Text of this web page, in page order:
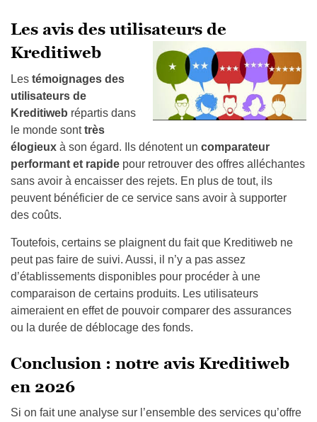
Les avis des utilisateurs de
Kreditiweb
Les témoignages des
utilisateurs de
Kreditiweb répartis dans
le monde sonttrès
élogieux à son égard. Ils dénotent un comparateur
performant et rapide pour retrouver des offres alléchantes
sans avoir à encaisser des rejets. En plus de tout, ils
peuvent bénéficier de ce service sans avoir à supporter
des coûts.
Toutefois, certains se plaignent du fait que Kreditiweb ne
peut pas faire de suivi. Aussi, il n’y a pas assez
d’établissements disponibles pour procéder à une
comparaison de certains produits. Les utilisateurs
aimeraient en effet de pouvoir comparer des assurances
ou la durée de déblocage des fonds.
Conclusion : notre avis Kreditiweb
en 2026
Si on fait une analyse sur l’ensemble des services qu’offre